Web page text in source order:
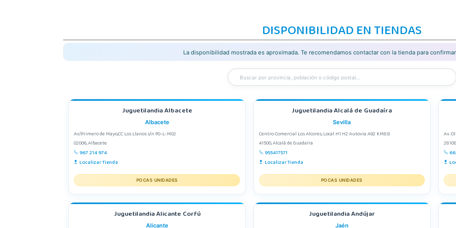
DISPONIBILIDAD EN TIENDAS
La disponibilidad mostrada es aproximada. Te recomendamos contactar con la tienda para
Juguetilandia Albacete
Albacete
Av/Primero de Mayo,CC Los Llanos s/n P0-L-M02
02006, Albacete
967 214 974
Localizar Tienda
POCAS UNIDADES
Juguetilandia Alcalá de Guadaíra
Sevilla
Centro Comercial Los Alcores, Local H1 H2 Autovia A92 KM8.8
41500, Alcalá de Guadaíra
955417571
Localizar Tienda
POCAS UNIDADES
Av.
Juguetilandia Alicante Corfú
Alicante
Juguetilandia Andújar
Jaén